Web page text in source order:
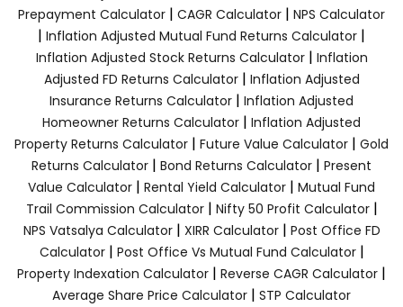
Prepayment Calculator | CAGR Calculator | NPS Calculator
| Inflation Adjusted Mutual Fund Returns Calculator |
Inflation Adjusted Stock Returns Calculator| Inflation
Adjusted FD Returns Calculator| Inflation Adjusted
Insurance Returns Calculator | Inflation Adjusted
Homeowner Returns Calculator | Inflation Adjusted
Property Returns Calculator | Future Value Calculator | Gold
Returns Calculator | Bond Returns Calculator | Present
Value Calculator | Rental Yield Calculator | Mutual Fund
Trail Commission Calculator| Nifty 50 Profit Calculator|
NPS Vatsalya Calculator| XIRR Calculator| Post Office FD
Calculator| Post Office Vs Mutual Fund Calculator|
Property Indexation Calculator | Reverse CAGR Calculator |
Average Share Price Calculator | STP Calculator